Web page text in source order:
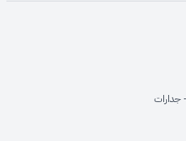
opens in
جداراتopens in new window